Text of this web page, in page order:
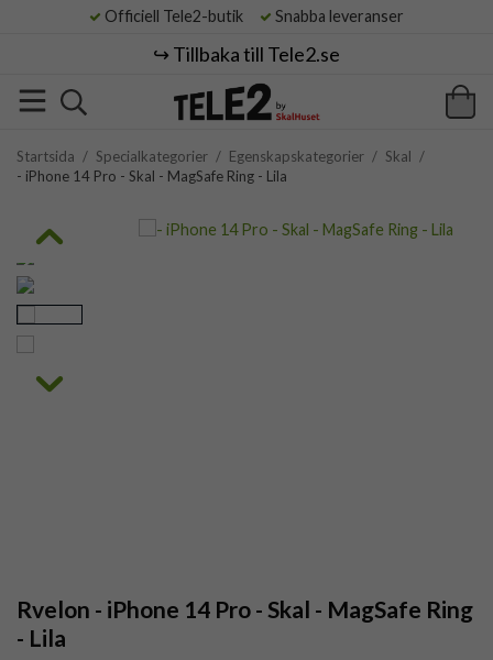
Officiell Tele2-butik Snabba leveranser
↪️ Tillbaka till Tele2.se
Startsida / Specialkategorier / Egenskapskategorier / Skal /
- iPhone 14 Pro - Skal - MagSafe Ring - Lila
Rvelon - iPhone 14 Pro - Skal - MagSafe Ring
- Lila